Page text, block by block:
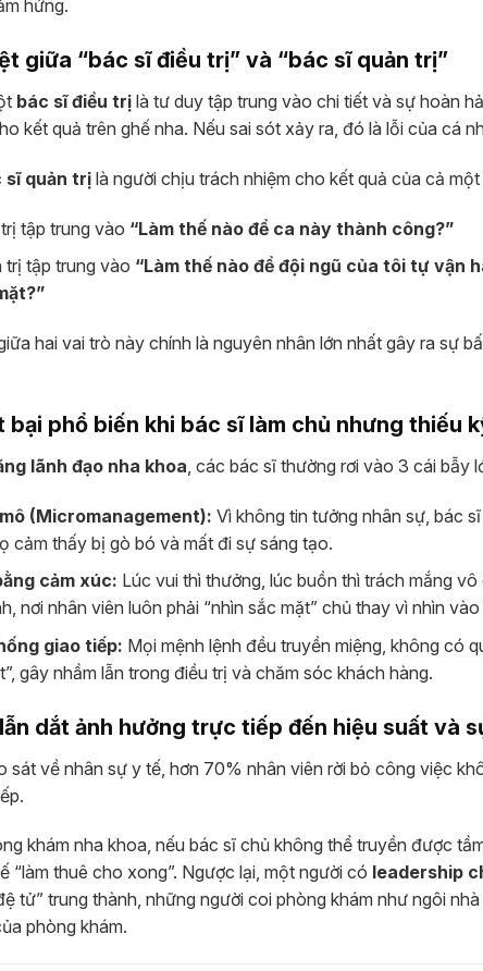
hứng.
giữa “bác sĩ điều trị” và “bác sĩ quản trị”
bác sĩ điều trị là tư duy tập trung vào chi tiết và sự hoàn
kết quả trên ghế nha. Nếu sai sót xảy ra, đó là lỗi của cá
sĩ quản trị là người chịu trách nhiệm cho kết quả của cả
tập trung vào “Làm thế nào để ca này thành công?”
trị tập trung vào “Làm thế nào để đội ngũ của tôi tự vận
hai vai trò này chính là nguyên nhân lớn nhất gây ra sự
bại phổ biến khi bác sĩ làm chủ nhưng thiếu
lãnh đạo nha khoa , các bác sĩ thường rơi vào 3 cái bẫy
(Micromanagement): Vì không tin tưởng nhân sự, bác
cảm thấy bị gò bó và mất đi sự sáng tạo.
cảm xúc: Lúc vui thì thưởng, lúc buồn thì trách mắng
nơi nhân viên luôn phải “nhìn sắc mặt” chủ thay vì nhìn
giao tiếp: Mọi mệnh lệnh đều truyền miệng, không có
gây nhầm lẫn trong điều trị và chăm sóc khách hàng.
dắt ảnh hưởng trực tiếp đến hiệu suất và
sát về nhân sự y tế, hơn 70% nhân viên rời bỏ công việc
khám nha khoa, nếu bác sĩ chủ không thể truyền được
“làm thuê cho xong”. Ngược lại, một người có leadership
tử” trung thành, những người coi phòng khám như ngôi
phòng khám.